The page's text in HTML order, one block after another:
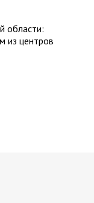
области:
из центров